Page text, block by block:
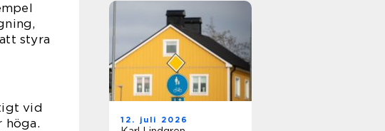
styra
vid
höga.
12. juli 2026